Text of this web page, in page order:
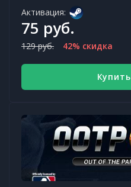
Активация:
75 руб.
129 руб. 42% скидка
Купить